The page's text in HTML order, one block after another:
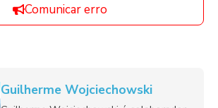
Comunicar erro
Guilherme Wojciechowski